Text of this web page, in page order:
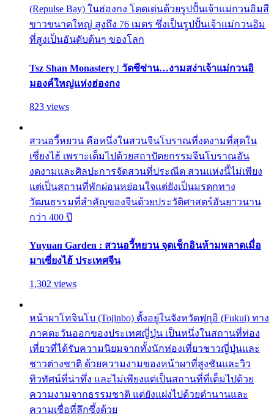
(Repulse Bay) ในฮ่องกง โดดเด่นด้วยรูปปั้นเจ้าแม่กวนอิมสี
ขาวขนาดใหญ่ สูงถึง 76 เมตร ซึ่งเป็นรูปปั้นเจ้าแม่กวนอิม
ที่สูงเป็นอันดับต้นๆ ของโลก
Tsz Shan Monastery | วัดซีซ่าน…งามสง่าเจ้าแม่กวนอิ
มองค์ใหญ่แห่งฮ่องกง
823 views
สวนอวี้หยวน คือหนึ่งในสวนจีนโบราณที่งดงามที่สุดใน
เซี่ยงไฮ้ เพราะเต็มไปด้วยสถาปัตยกรรมจีนโบราณอัน
งดงามและศิลปะการจัดสวนที่ประณีต สวนแห่งนี้ไม่เพียง
แต่เป็นสถานที่พักผ่อนหย่อนใจแต่ยังเป็นมรดกทาง
วัฒนธรรมที่สำคัญของจีนด้วยประวัติศาสตร์อันยาวนาน
กว่า 400 ปี
Yuyuan Garden : สวนอวี้หยวน จุดเช็กอินห้ามพลาดเมื่อ
มาเซี่ยงไฮ้ ประเทศจีน
1,302 views
หน้าผาโทจินโบ (Tojinbo) ตั้งอยู่ในจังหวัดฟุกุอิ (Fukui) ทาง
ภาคตะวันออกของประเทศญี่ปุ่น เป็นหนึ่งในสถานที่ท่อง
เที่ยวที่ได้รับความนิยมจากทั้งนักท่องเที่ยวชาวญี่ปุ่นและ
ชาวต่างชาติ ด้วยความงามของหน้าผาที่สูงชันและวิว
ทิวทัศน์ที่น่าทึ่ง และไม่เพียงแต่เป็นสถานที่ที่เต็มไปด้วย
ความงามจากธรรมชาติ แต่ยังแฝงไปด้วยตำนานและ
ความเชื่อที่ลึกซึ้งด้วย